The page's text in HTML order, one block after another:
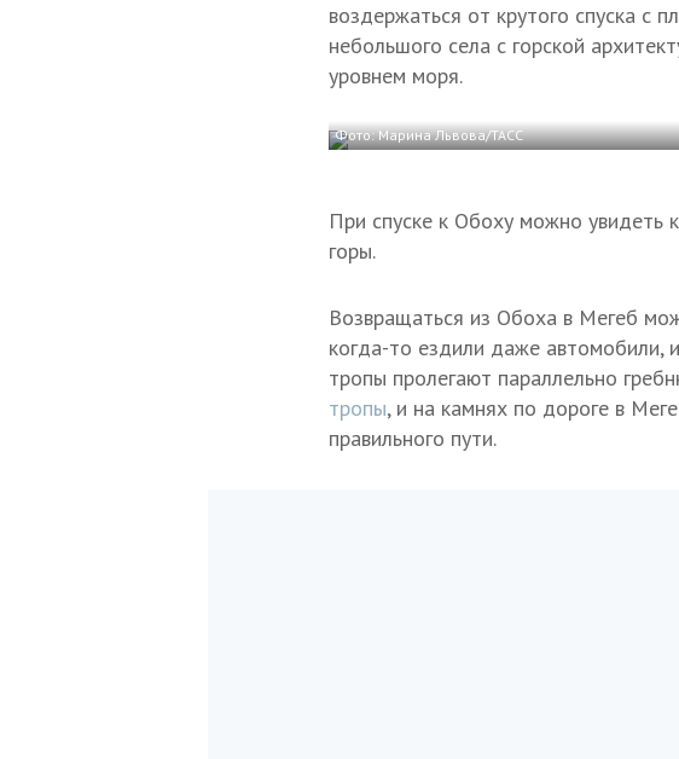
воздержаться от крутого спуска с
небольшого села с горской
уровнем моря.
Фото: Марина Львова/ТАСС
При спуске к Обоху можно увидеть
горы.
Возвращаться из Обоха в Мегеб
когда-то ездили даже автомобили,
тропы пролегают параллельно
тропы, и на камнях по дороге в
правильного пути.